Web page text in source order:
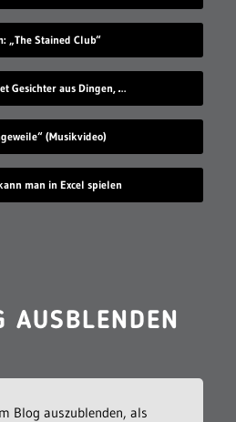
„The Stained Club“
Keith Larsen zeichnet Gesichter aus Dingen, die wie Gesichter aussehen
(Musikvideo)
man in Excel spielen
AUSBLENDEN
Blog auszublenden, als